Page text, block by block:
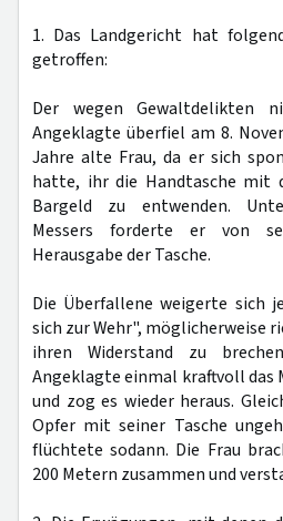
1. Das Landgericht hat
getroffen:
Der wegen Gewaltdelikten
Angeklagte überfiel am 8.
Jahre alte Frau, da er sich
hatte, ihr die Handtasche mit
Bargeld zu entwenden.
Messers forderte er von
Herausgabe der Tasche.
Die Überfallene weigerte sich
sich zur Wehr", möglicherweise
ihren Widerstand zu
Angeklagte einmal kraftvoll das
und zog es wieder heraus.
Opfer mit seiner Tasche
flüchtete sodann. Die Frau
200 Metern zusammen und